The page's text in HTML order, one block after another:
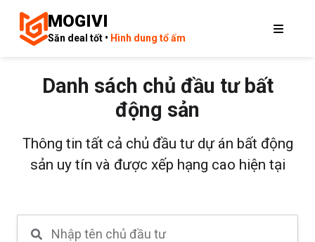
MOGIVI
Săn deal tốt • Hình dung tổ ấm
Danh sách chủ đầu tư bất
động sản
Thông tin tất cả chủ đầu tư dự án bất động
sản uy tín và được xếp hạng cao hiện tại